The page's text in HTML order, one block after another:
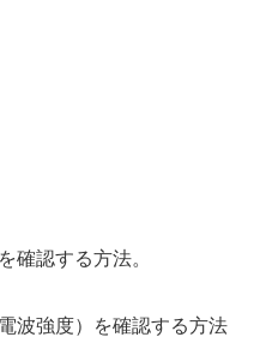
波強度）を確認する方法